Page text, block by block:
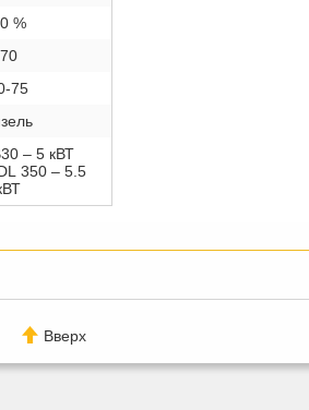
%
70
75
– 5 кВТ
350 – 5.5
Вверх